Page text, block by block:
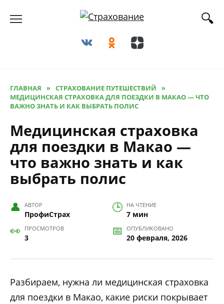
ГЛАВНАЯ » СТРАХОВАНИЕ ПУТЕШЕСТВИЙ
»
МЕДИЦИНСКАЯ СТРАХОВКА ДЛЯ ПОЕЗДКИ В МАКАО — ЧТО
ВАЖНО ЗНАТЬ И КАК ВЫБРАТЬ ПОЛИС
Медицинская страховка
для поездки в Макао —
что важно знать и как
выбрать полис
АВТОР
ПрофиСтрах
НА ЧТЕНИЕ
7 мин
ПРОСМОТРОВ
3
ОПУБЛИКОВАНО
20 февраля, 2026
Разбираем, нужна ли медицинская страховка
для поездки в Макао, какие риски покрывает